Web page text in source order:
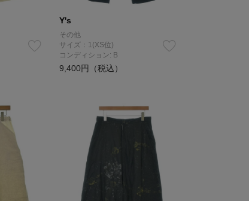
Y's
その他
サイズ：1(XS位)
コンディション: B
9,400円（税込）